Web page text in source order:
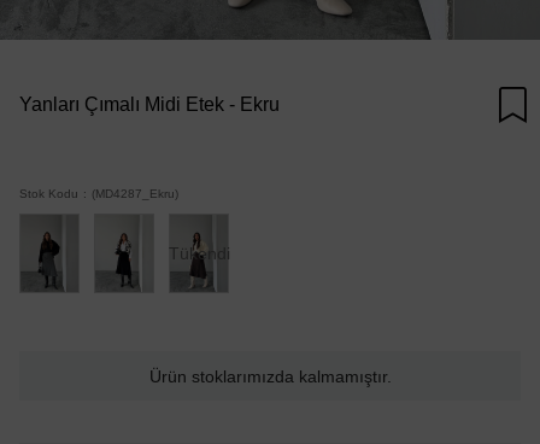
Yanları Çımalı Midi Etek - Ekru
Stok Kodu (MD4287_Ekru)
Tükendi
Ürün stoklarımızda kalmamıştır.